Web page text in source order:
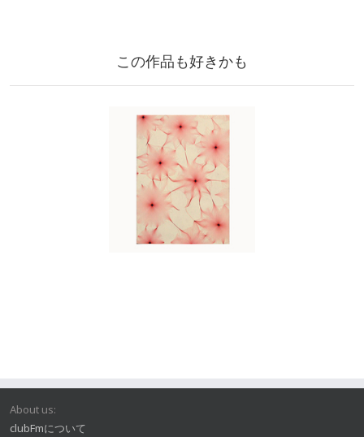
この作品も好きかも
About us:
clubFmについて